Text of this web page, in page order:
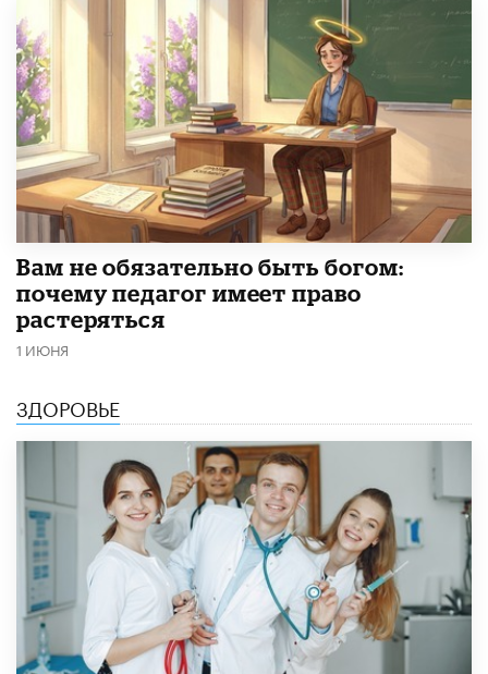
​Вам не обязательно быть богом:
почему педагог имеет право
растеряться
1 ИЮНЯ
ЗДОРОВЬЕ